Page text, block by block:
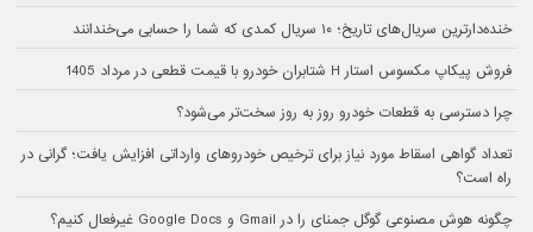
خنده‌دارترین سریال‌های تاریخ؛ ۱۰ سریال کمدی که شما را حسابی می‌خندانند
فروش پیکاپ مکسوس استار H شتابران خودرو با قیمت قطعی در مرداد 1405
چرا دسترسی به قطعات خودرو روز به روز سخت‌تر می‌شود؟
تعداد گواهی اسقاط مورد نیاز برای ترخیص خودروهای وارداتی افزایش یافت؛ گرانی در
راه است؟
چگونه هوش مصنوعی گوگل جمنای را در Gmail و Google Docs غیرفعال کنیم؟